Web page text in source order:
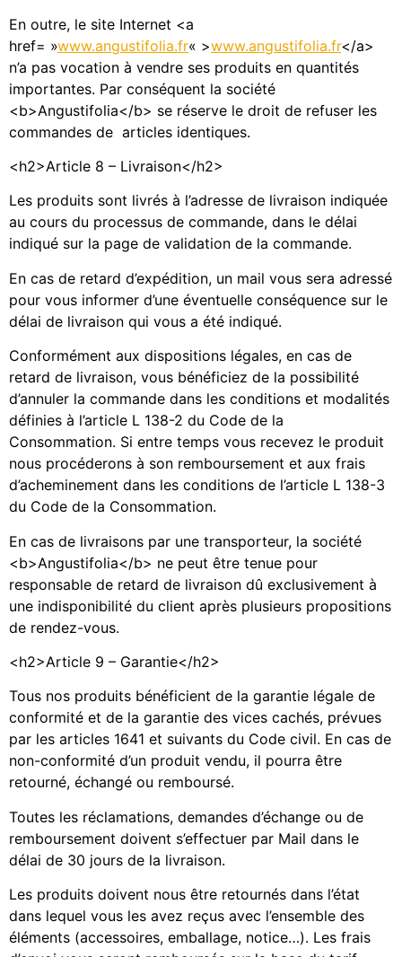
En outre, le site Internet <a
href= »www.angustifolia.fr« >www.angustifolia.fr</a>
n’a pas vocation à vendre ses produits en quantités
importantes. Par conséquent la société
<b>Angustifolia</b> se réserve le droit de refuser les
commandes de articles identiques.
<h2>Article 8 – Livraison</h2>
Les produits sont livrés à l’adresse de livraison indiquée
au cours du processus de commande, dans le délai
indiqué sur la page de validation de la commande.
En cas de retard d’expédition, un mail vous sera adressé
pour vous informer d’une éventuelle conséquence sur le
délai de livraison qui vous a été indiqué.
Conformément aux dispositions légales, en cas de
retard de livraison, vous bénéficiez de la possibilité
d’annuler la commande dans les conditions et modalités
définies à l’article L 138-2 du Code de la
Consommation. Si entre temps vous recevez le produit
nous procéderons à son remboursement et aux frais
d’acheminement dans les conditions de l’article L 138-3
du Code de la Consommation.
En cas de livraisons par une transporteur, la société
<b>Angustifolia</b> ne peut être tenue pour
responsable de retard de livraison dû exclusivement à
une indisponibilité du client après plusieurs propositions
de rendez-vous.
<h2>Article 9 – Garantie</h2>
Tous nos produits bénéficient de la garantie légale de
conformité et de la garantie des vices cachés, prévues
par les articles 1641 et suivants du Code civil. En cas de
non-conformité d’un produit vendu, il pourra être
retourné, échangé ou remboursé.
Toutes les réclamations, demandes d’échange ou de
remboursement doivent s’effectuer par Mail dans le
délai de 30 jours de la livraison.
Les produits doivent nous être retournés dans l’état
dans lequel vous les avez reçus avec l’ensemble des
éléments (accessoires, emballage, notice…). Les frais